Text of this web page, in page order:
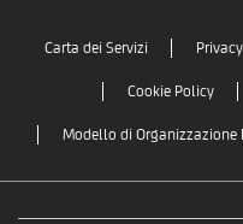
Carta dei Servizi Privacy
Cookie Policy
Modello di Organizzazione